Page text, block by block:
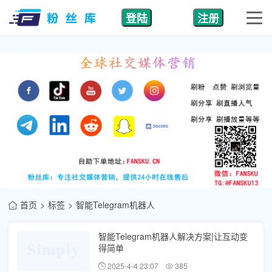
登陆 注册
首页 标签 智能Telegram机器人
智能Telegram机器人解决方案|让互动变
得简单
2025-4-4 23:07 385